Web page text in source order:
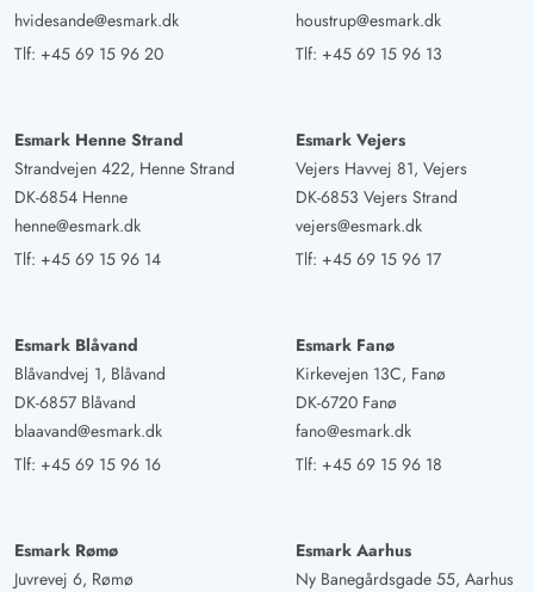
hvidesande@esmark.dk
Tlf: +45 69 15 96 20
houstrup@esmark.dk
Tlf: +45 69 15 96 13
Esmark Henne Strand
Strandvejen 422, Henne Strand
DK-6854 Henne
henne@esmark.dk
Tlf: +45 69 15 96 14
Esmark Vejers
Vejers Havvej 81, Vejers
DK-6853 Vejers Strand
vejers@esmark.dk
Tlf: +45 69 15 96 17
Esmark Blåvand
Blåvandvej 1, Blåvand
DK-6857 Blåvand
blaavand@esmark.dk
Tlf: +45 69 15 96 16
Esmark Fanø
Kirkevejen 13C, Fanø
DK-6720 Fanø
fano@esmark.dk
Tlf: +45 69 15 96 18
Esmark Rømø
Juvrevej 6, Rømø
Esmark Aarhus
Ny Banegårdsgade 55, Aarhus